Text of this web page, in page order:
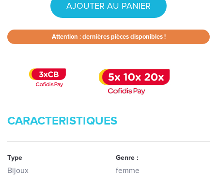
AJOUTER AU PANIER
Attention : dernières pièces disponibles !
CARACTERISTIQUES
Type
Bijoux
Genre :
femme